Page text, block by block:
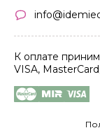
К оплате
VISA,